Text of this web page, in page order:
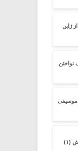
ژاپن
نواختن
موسیقی
(۱)